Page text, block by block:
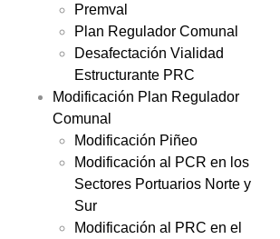
Premval
Plan Regulador Comunal
Desafectación Vialidad
Estructurante PRC
Modificación Plan Regulador
Comunal
Modificación Piñeo
Modificación al PCR en los
Sectores Portuarios Norte y
Sur
Modificación al PRC en el